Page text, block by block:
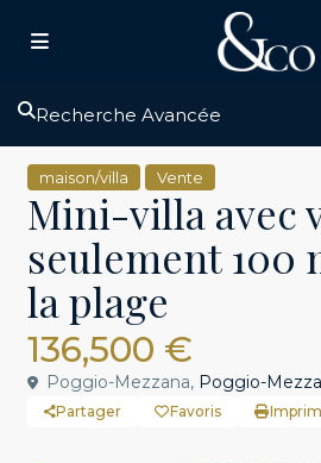
Recherche Avancée
maison/villa Vente
Mini-villa avec
seulement 100
la plage
136,500 €
Poggio-Mezzana, Poggio-
Partager Favoris